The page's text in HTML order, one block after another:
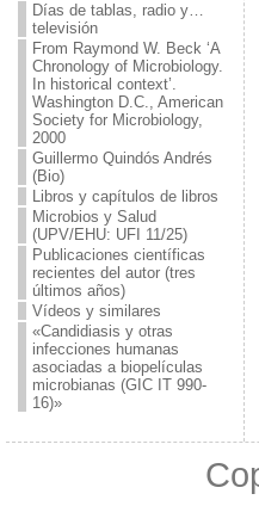
Días de tablas, radio y…
televisión
From Raymond W. Beck ‘A
Chronology of Microbiology.
In historical context’.
Washington D.C., American
Society for Microbiology,
2000
Guillermo Quindós Andrés
(Bio)
Libros y capítulos de libros
Microbios y Salud
(UPV/EHU: UFI 11/25)
Publicaciones científicas
recientes del autor (tres
últimos años)
Vídeos y similares
«Candidiasis y otras
infecciones humanas
asociadas a biopelículas
microbianas (GIC IT 990-
16)»